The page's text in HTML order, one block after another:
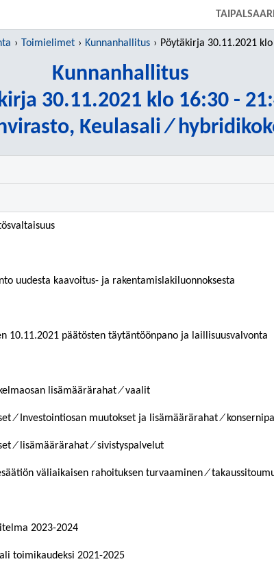
Toimielimet Kunnanhallitus Pöytäkirja 30.11.2021 klo
Kunnanhallitus
30.11.2021 klo 16:30 -
Keulasali ⁄
uudesta kaavoitus- ja rakentamislakiluonnoksesta
10.11.2021 päätösten täytäntöönpano ja laillisuusvalvonta
lisämäärärahat ⁄ vaalit
⁄ Investointiosan muutokset ja lisämäärärahat ⁄
⁄ lisämäärärahat ⁄ sivistyspalvelut
väliaikaisen rahoituksen turvaaminen ⁄
2023-2024
toimikaudeksi 2021-2025